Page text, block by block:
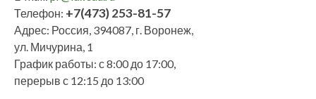
Телефон: +7(473) 253-81-57
Адрес: Россия, 394087, г. Воронеж,
ул. Мичурина, 1
График работы: с 8:00 до 17:00,
перерыв с 12:15 до 13:00